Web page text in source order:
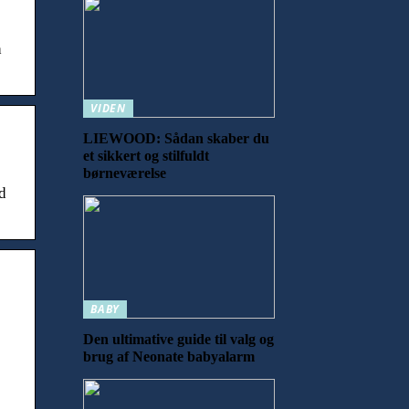
VIDEN
LIEWOOD: Sådan skaber du
et sikkert og stilfuldt
børneværelse
BABY
Den ultimative guide til valg og
brug af Neonate babyalarm